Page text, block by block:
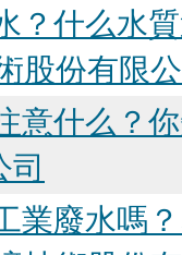
？什么水
股份有限
意什么？
司
業廢水嗎